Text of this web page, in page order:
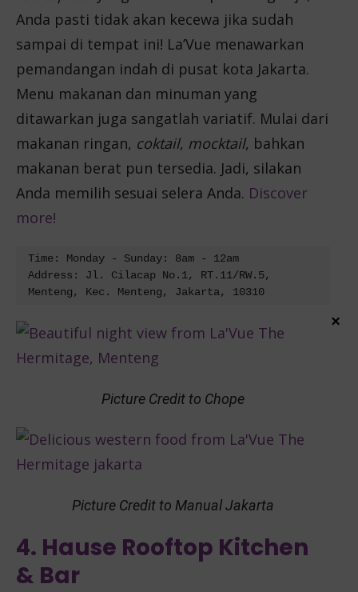
Anda pasti tidak akan kecewa jika sudah
sampai di tempat ini! La’Vue menawarkan
pemandangan indah di pusat kota Jakarta.
Menu makanan dan minuman yang
ditawarkan juga sangatlah variatif. Mulai dari
makanan ringan, coktail, mocktail, bahkan
makanan berat pun tersedia. Jadi, silakan
Anda memilih sesuai selera Anda. Discover
more!
Time: Monday - Sunday: 8am - 12am
Address: Jl. Cilacap No.1, RT.11/RW.5,
Menteng, Kec. Menteng, Jakarta, 10310
Picture Credit to Chope
Picture Credit to Manual Jakarta
4. Hause Rooftop Kitchen
& Bar
×